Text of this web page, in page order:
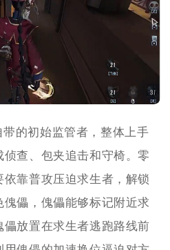
的初始监管者，整体上手
查、包夹追击和守椅。零
靠普攻压迫求生者，解锁
儡，傀儡能够标记附近求
放置在求生者逃跑路线前